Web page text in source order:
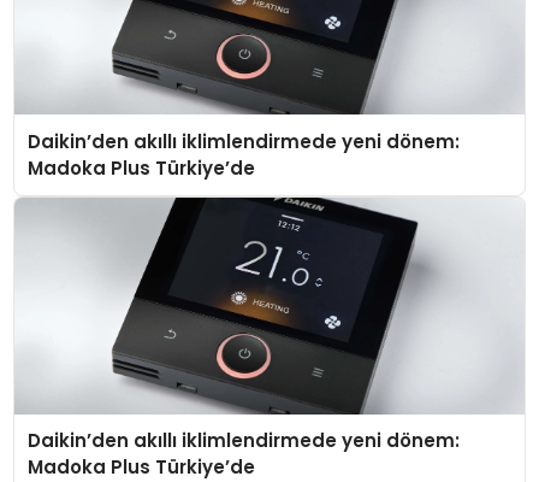
Daikin’den akıllı iklimlendirmede yeni dönem:
Madoka Plus Türkiye’de
Daikin’den akıllı iklimlendirmede yeni dönem:
Madoka Plus Türkiye’de